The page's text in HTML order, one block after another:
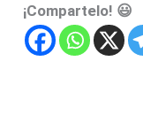
¡Compartelo! 😃